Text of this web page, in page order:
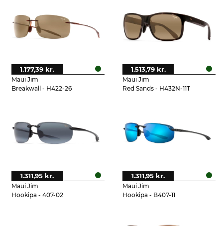
Maui Jim
Breakwall - H422-26
1.177,39 kr.
Maui Jim
Red Sands - H432N-11T
1.513,79 kr.
Maui Jim
Hookipa - 407-02
1.311,95 kr.
Maui Jim
Hookipa - B407-11
1.311,95 kr.